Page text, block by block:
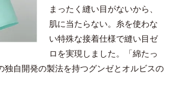
まったく縫い目がないから、
肌に当たらない。糸を使わな
い特殊な接着仕様で縫い目ゼ
ロを実現しました。「綿たっ
独自開発の製法を持つグンゼとオルビスの